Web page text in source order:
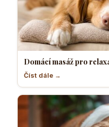
Domácí masáž pro
Číst dále →